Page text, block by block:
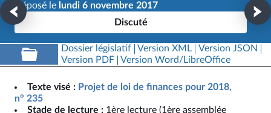
Déposé le lundi 6 novembre 2017
Discuté
Dossier législatif Version XML
Version JSON
Version PDF
Version Word/LibreOffice
Texte visé : Projet de loi de finances pour 2018,
n° 235
Stade de lecture : 1ère lecture (1ère assemblée